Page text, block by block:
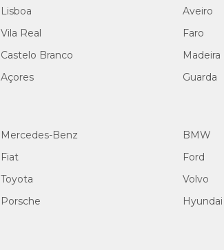
Lisboa Aveiro
Vila Real Faro
Castelo Branco Madeira
Açores Guarda
Mercedes-Benz BMW
Fiat Ford
Toyota Volvo
Porsche Hyundai